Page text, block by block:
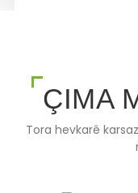
ÇIMA
Tora hevkarê